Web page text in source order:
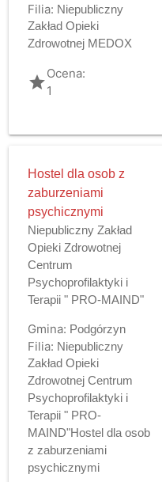
Filia: Niepubliczny
Zakład Opieki
Zdrowotnej MEDOX
gradeOcena:
1
Hostel dla osob z
zaburzeniami
psychicznymi
Niepubliczny Zakład
Opieki Zdrowotnej
Centrum
Psychoprofilaktyki i
Terapii " PRO-MAIND"
Gmina: Podgórzyn
Filia: Niepubliczny
Zakład Opieki
Zdrowotnej Centrum
Psychoprofilaktyki i
Terapii " PRO-
MAIND"Hostel dla osob
z zaburzeniami
psychicznymi